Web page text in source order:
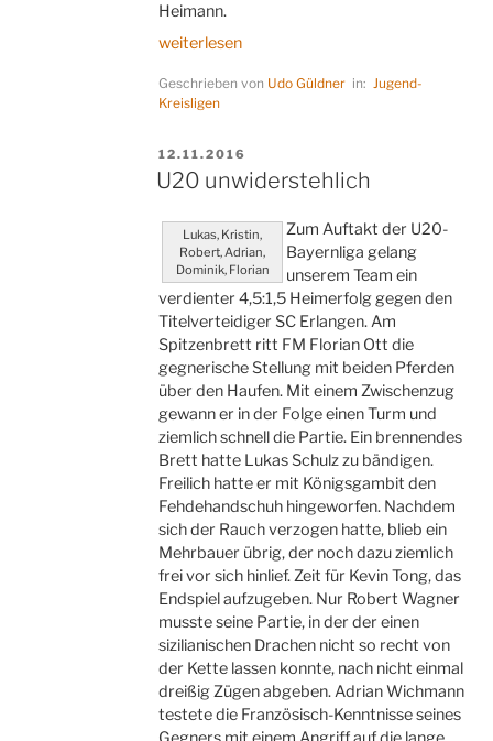
Heimann.
„Nachwuchs
dagegen“
weiterlesen
Geschrieben von Udo Güldner in: Jugend-
Kreisligen
VERÖFFENTLICHT
AM
12.11.2016
U20 unwiderstehlich
Lukas, Kristin,
Robert, Adrian,
Dominik, Florian
Zum Auftakt der U20-
Bayernliga gelang
unserem Team ein
verdienter 4,5:1,5 Heimerfolg gegen den
Titelverteidiger SC Erlangen. Am
Spitzenbrett ritt FM Florian Ott die
gegnerische Stellung mit beiden Pferden
über den Haufen. Mit einem Zwischenzug
gewann er in der Folge einen Turm und
ziemlich schnell die Partie. Ein brennendes
Brett hatte Lukas Schulz zu bändigen.
Freilich hatte er mit Königsgambit den
Fehdehandschuh hingeworfen. Nachdem
sich der Rauch verzogen hatte, blieb ein
Mehrbauer übrig, der noch dazu ziemlich
frei vor sich hinlief. Zeit für Kevin Tong, das
Endspiel aufzugeben. Nur Robert Wagner
musste seine Partie, in der der einen
sizilianischen Drachen nicht so recht von
der Kette lassen konnte, nach nicht einmal
dreißig Zügen abgeben. Adrian Wichmann
testete die Französisch-Kenntnisse seines